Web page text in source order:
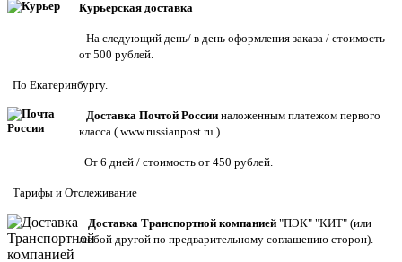
Курьерская доставка
На следующий день/ в день оформления заказа / стоимость
от 500 рублей.
По Екатеринбургу.
Доставка Почтой России наложенным платежом первого
класса ( www.russianpost.ru )
От 6 дней / стоимость от 450 рублей.
Тарифы и Отслеживание
Доставка Транспортной компанией "ПЭК" "КИТ" (или
любой другой по предварительному соглашению сторон).